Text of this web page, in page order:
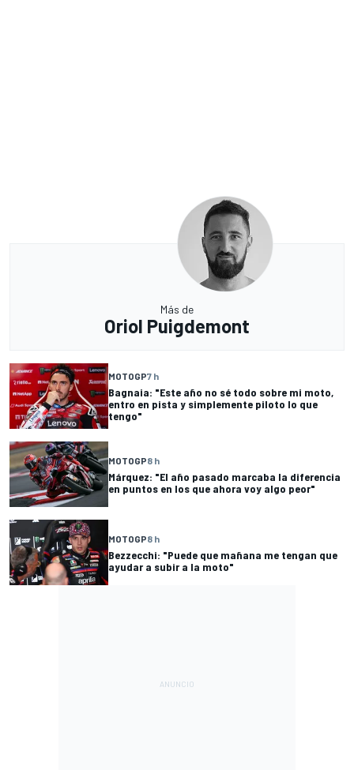
Más de
Oriol Puigdemont
MOTOGP7 h
Bagnaia: "Este año no sé todo sobre mi moto,
entro en pista y simplemente piloto lo que
tengo"
MOTOGP8 h
Márquez: "El año pasado marcaba la diferencia
en puntos en los que ahora voy algo peor"
MOTOGP8 h
Bezzecchi: "Puede que mañana me tengan que
ayudar a subir a la moto"